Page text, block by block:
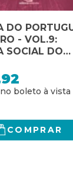
DO
- VOL.9:
SOCIAL DO
SOCIAL À
LINGUÍSTICA
COMPRAR